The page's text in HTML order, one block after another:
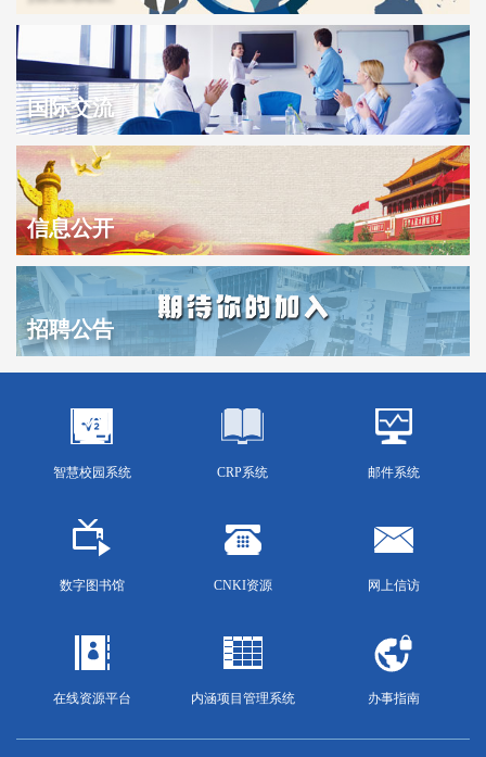
国际交流
信息公开
招聘公告
智慧校园系统 CRP系统 邮件系统
数字图书馆 CNKI资源 网上信访
在线资源平台 内涵项目管理系统 办事指南